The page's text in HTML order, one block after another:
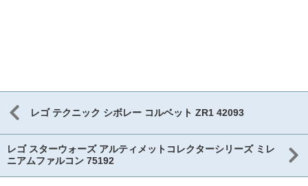
レゴ テクニック シボレー コルベット ZR1 42093
レゴ スターウォーズ アルティメットコレクターシリーズ ミレ
ニアムファルコン 75192